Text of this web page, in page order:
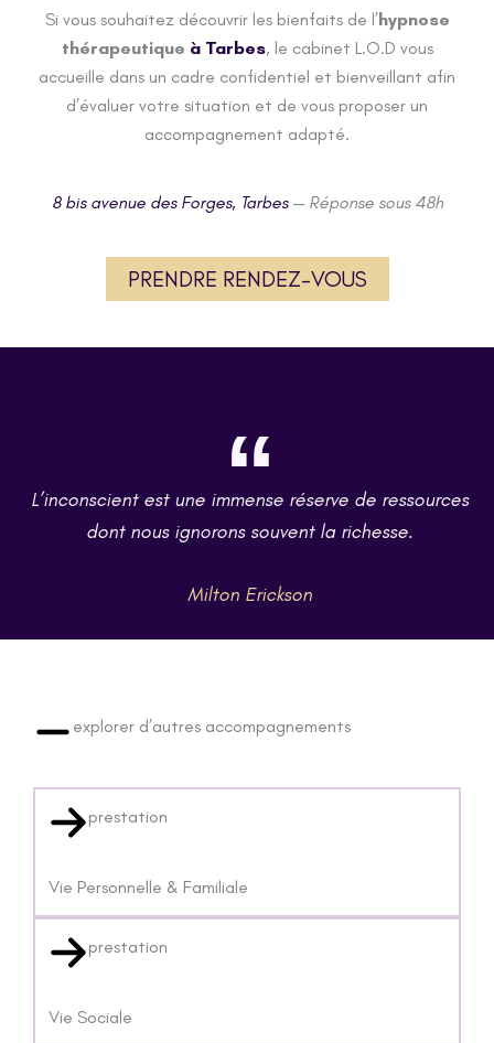
Si vous souhaitez découvrir les bienfaits de l’hypnose
thérapeutique à Tarbes, le cabinet L.O.D vous
accueille dans un cadre confidentiel et bienveillant afin
d’évaluer votre situation et de vous proposer un
accompagnement adapté.
8 bis avenue des Forges, Tarbes— Réponse sous 48h
PRENDRE RENDEZ-VOUS
L’inconscient est une immense réserve de ressources
dont nous ignorons souvent la richesse.
Milton Erickson
explorer d’autres accompagnements
prestation
Vie Personnelle & Familiale
prestation
Vie Sociale